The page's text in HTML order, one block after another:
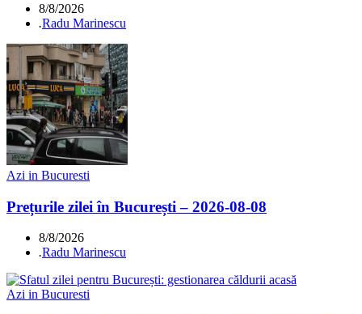
8/8/2026
.Radu Marinescu
Azi in Bucuresti
Prețurile zilei în București – 2026-08-08
8/8/2026
.Radu Marinescu
Azi in Bucuresti